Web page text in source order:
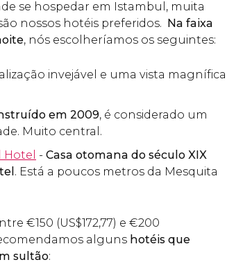
se hospedar em Istambul, muita
nossos hotéis preferidos. Na faixa
, nós escolheríamos os seguintes:
invejável e uma vista magnífica
em 2009, é considerado um
Muito central.
- Casa otomana do século XIX
. Está a poucos metros da Mesquita
€150 (US$172,77) e €200
alguns hotéis que
sultão: